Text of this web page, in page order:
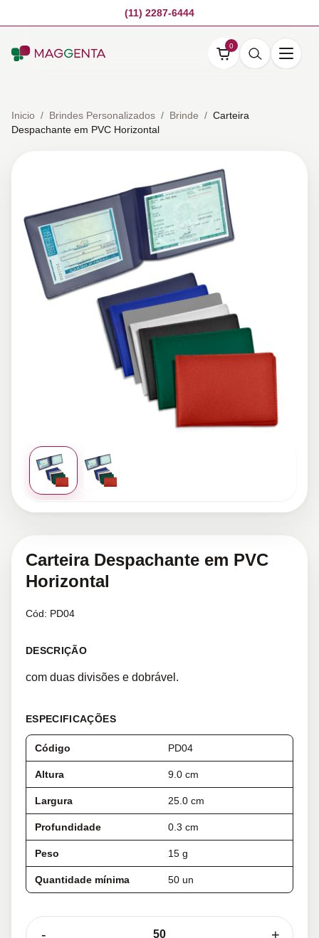
(11) 2287-6444
0
Inicio / Brindes Personalizados / Brinde / Carteira
Despachante em PVC Horizontal
Carteira Despachante em PVC
Horizontal
Cód: PD04
DESCRIÇÃO
com duas divisões e dobrável.
ESPECIFICAÇÕES
Código PD04
Altura 9.0 cm
Largura 25.0 cm
Profundidade 0.3 cm
Peso 15 g
Quantidade mínima 50 un
- +